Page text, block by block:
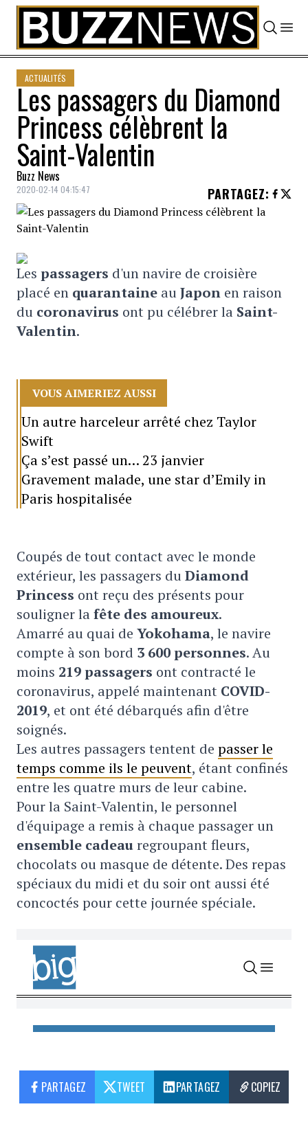
Skip to content
ACTUALITÉS
Les passagers du Diamond
Princess célèbrent la
Saint-Valentin
Buzz News
2020-02-14 04:15:47 PARTAGEZ:
Les passagers d'un navire de croisière
placé en quarantaine auJapon en raison
du coronavirus ont pu célébrer la Saint-
Valentin.
VOUS AIMERIEZ AUSSI
Un autre harceleur arrêté chez Taylor
Swift
Ça s’est passé un… 23 janvier
Gravement malade, une star d’Emily in
Paris hospitalisée
Coupés de tout contact avec le monde
extérieur, les passagers duDiamond
Princess ont reçu des présents pour
souligner lafête des amoureux.
Amarré au quai de Yokohama, le navire
compte à son bord 3 600 personnes. Au
moins 219 passagers ont contracté le
coronavirus, appelé maintenant COVID-
2019, et ont été débarqués afin d'être
soignés.
Les autres passagers tentent de passer le
temps comme ils le peuvent, étant confinés
entre les quatre murs de leur cabine.
Pour la Saint-Valentin, le personnel
d'équipage a remis à chaque passager un
ensemble cadeauregroupant fleurs,
chocolats ou masque de détente. Des repas
spéciaux du midi et du soir ont aussi été
concoctés pour cette journée spéciale.
PARTAGEZ TWEET PARTAGEZ COPIEZ